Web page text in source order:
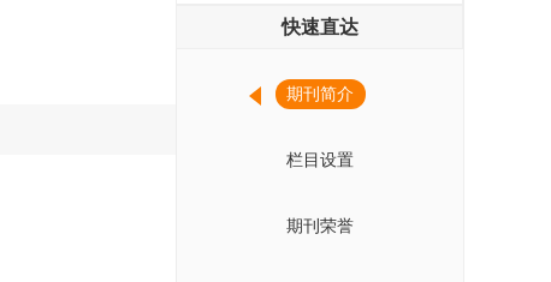
快速直达
期刊简介
栏目设置
期刊荣誉